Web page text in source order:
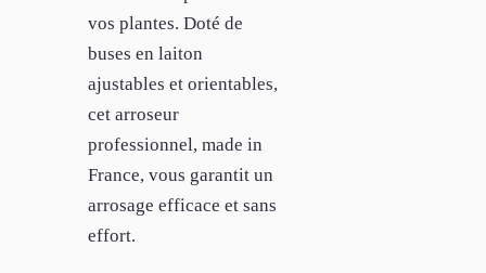
vos plantes. Doté de
buses en laiton
ajustables et orientables,
cet arroseur
professionnel, made in
France, vous garantit un
arrosage efficace et sans
effort.